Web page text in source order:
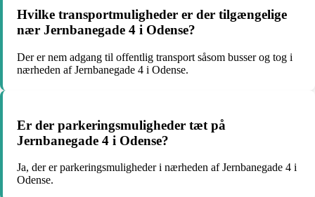
Hvilke transportmuligheder er der tilgængelige
nær Jernbanegade 4 i Odense?
Der er nem adgang til offentlig transport såsom busser og tog i
nærheden af Jernbanegade 4 i Odense.
Er der parkeringsmuligheder tæt på
Jernbanegade 4 i Odense?
Ja, der er parkeringsmuligheder i nærheden af Jernbanegade 4 i
Odense.